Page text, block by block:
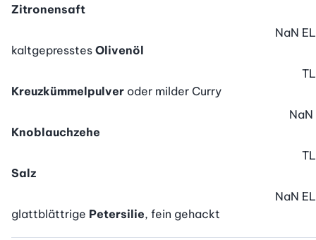
Zitronensaft
kaltgepresstes Olivenöl
NaN EL
Kreuzkümmelpulver oder milder Curry
TL
Knoblauchzehe
NaN
Salz
TL
glattblättrige Petersilie, fein gehackt
NaN EL